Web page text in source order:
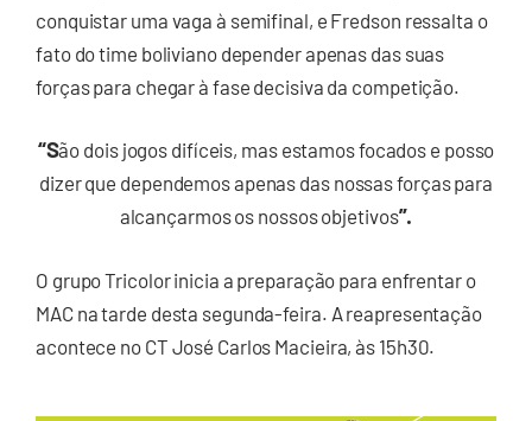
conquistar uma vaga à semifinal, e Fredson ressalta o
fato do time boliviano depender apenas das suas
forças para chegar à fase decisiva da competição.
“São dois jogos difíceis, mas estamos focados e posso
dizer que dependemos apenas das nossas forças para
alcançarmos os nossos objetivos”.
O grupo Tricolor inicia a preparação para enfrentar o
MAC na tarde desta segunda-feira. A reapresentação
acontece no CT José Carlos Macieira, às 15h30.